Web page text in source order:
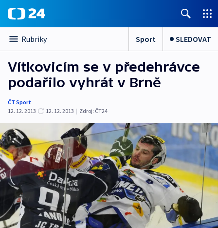
Rubriky Sport SLEDOVAT
Vítkovicím se v předehrávce
podařilo vyhrát v Brně
ČT Sport
12. 12. 2013
12. 12. 2013 | Zdroj: ČT24